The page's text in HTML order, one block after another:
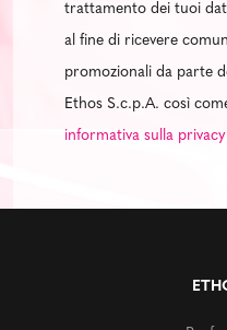
trattamento dei tuoi
al fine di ricevere
promozionali da parte
Ethos S.c.p.A. così
informativa sulla privacy